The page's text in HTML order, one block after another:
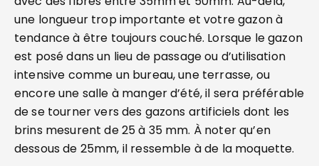
une longueur trop importante et votre gazon à
tendance à être toujours couché. Lorsque le gazon
est posé dans un lieu de passage ou d’utilisation
intensive comme un bureau, une terrasse, ou
encore une salle à manger d’été, il sera préférable
de se tourner vers des gazons artificiels dont les
brins mesurent de 25 à 35 mm. À noter qu’en
dessous de 25mm, il ressemble à de la moquette.